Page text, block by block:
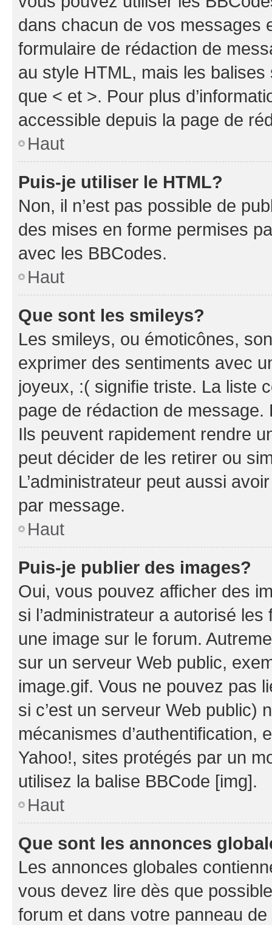
dans chacun de vos messages
formulaire de rédaction de
au style HTML, mais les
que < et >. Pour plus
accessible depuis la page de
Haut
Puis-je utiliser le HTML?
Non, il n’est pas possible de
des mises en forme permises
avec les BBCodes.
Haut
Que sont les smileys?
Les smileys, ou émoticônes,
exprimer des sentiments avec
joyeux, :( signifie triste. La liste
page de rédaction de
Ils peuvent rapidement rendre
peut décider de les retirer ou
L’administrateur peut aussi
par message.
Haut
Puis-je publier des images?
Oui, vous pouvez afficher des
si l’administrateur a autorisé
une image sur le forum.
sur un serveur Web public,
image.gif. Vous ne pouvez pas
si c’est un serveur Web public)
mécanismes d’authentification,
Yahoo!, sites protégés par un
utilisez la balise BBCode [img].
Haut
Que sont les annonces
Les annonces globales
vous devez lire dès que
forum et dans votre panneau